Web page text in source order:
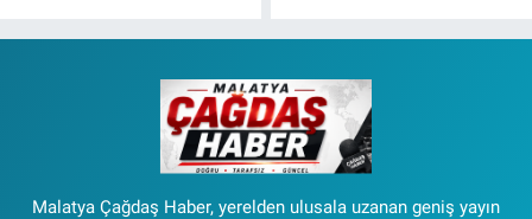
Malatya Çağdaş Haber, yerelden ulusala uzanan geniş yayın